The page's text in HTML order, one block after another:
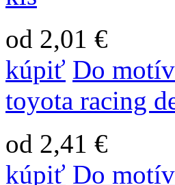
od 2,01 €
kúpiť Do
toyota racing
od 2,41 €
kúpiť Do